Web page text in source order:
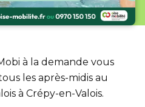
à la demande vous
les après-midis au
à Crépy-en-Valois.